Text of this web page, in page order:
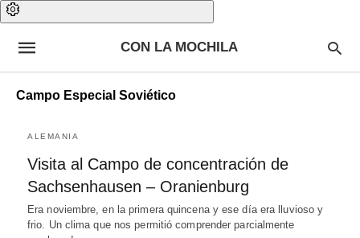
CON LA MOCHILA
Campo Especial Soviético
ALEMANIA
Visita al Campo de concentración de
Sachsenhausen – Oranienburg
Era noviembre, en la primera quincena y ese día era lluvioso y
frio. Un clima que nos permitió comprender parcialmente